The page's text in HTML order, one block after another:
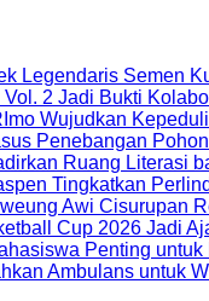
Legendaris Semen
Vol. 2 Jadi Bukti
Wujudkan
Penebangan
Ruang Literasi
Tingkatkan
Awi Cisurupan
Cup 2026 Jadi
Penting
Ambulans untuk